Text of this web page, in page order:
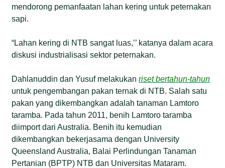
mendorong pemanfaatan lahan kering untuk peternakan
sapi.
“Lahan kering di NTB sangat luas,’’ katanya dalam acara
diskusi industrialisasi sektor peternakan.
Dahlanuddin dan Yusuf melakukanriset bertahun-tahun
untuk pengembangan pakan ternak di NTB. Salah satu
pakan yang dikembangkan adalah tanaman Lamtoro
taramba. Pada tahun 2011, benih Lamtoro taramba
diimport dari Australia. Benih itu kemudian
dikembangkan bekerjasama dengan University
Queensland Australia, Balai Perlindungan Tanaman
Pertanian (BPTP) NTB dan Universitas Mataram.